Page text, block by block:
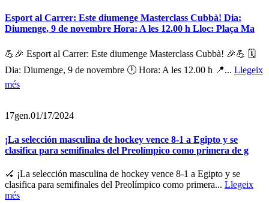
Esport al Carrer: Este diumenge Masterclass Cubbà! Dia:
Diumenge, 9 de novembre Hora: A les 12.00 h Lloc: Plaça Ma
💪🎉 Esport al Carrer: Este diumenge Masterclass Cubbà! 🎉💪 🗓️
Dia: Diumenge, 9 de novembre 🕛 Hora: A les 12.00 h 📍... Llegeix
més
17gen.01/17/2024
¡La selección masculina de hockey vence 8-1 a Egipto y se
clasifica para semifinales del Preolímpico como primera de g
🏑 ¡La selección masculina de hockey vence 8-1 a Egipto y se
clasifica para semifinales del Preolímpico como primera... Llegeix
més